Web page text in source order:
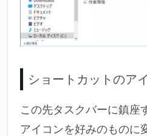
ショートカットのア
この先タスクバーに鎮座
アイコンを好みのものに